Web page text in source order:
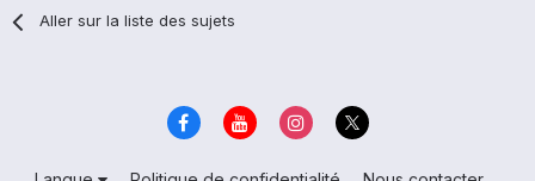
Aller sur la liste des sujets